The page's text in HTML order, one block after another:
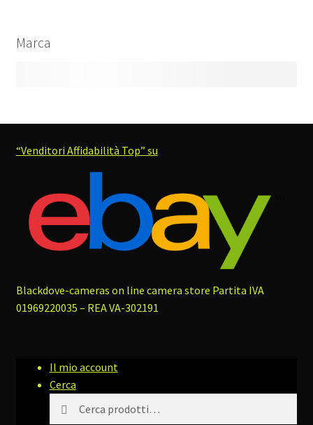
Marca
“Venditori Affidabilità Top” su
Blackdove-cameras on line camera store Partita IVA
01969220035 – REA VA-302191
Il mio account
Cerca